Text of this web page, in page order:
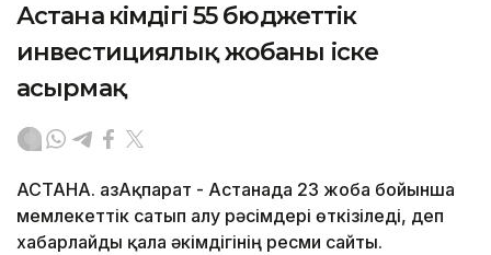
Астана әкімдігі 55 бюджеттік
инвестициялық жобаны іске
асырмақ
АСТАНА. ҚазАқпарат - Астанада 23 жоба бойынша
мемлекеттік сатып алу рәсімдері өткізіледі, деп
хабарлайды қала әкімдігінің ресми сайты.